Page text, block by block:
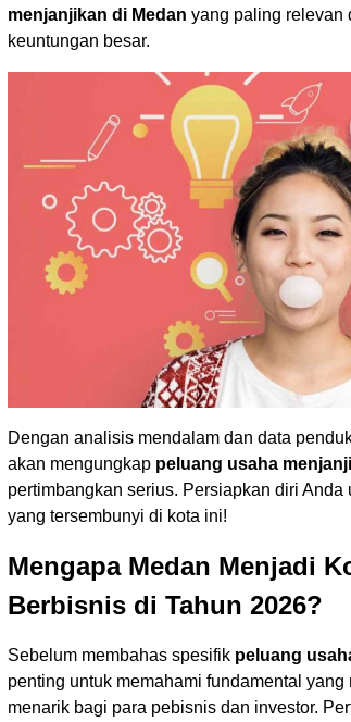
menjanjikan di Medan yang paling relevan
keuntungan besar.
Dengan analisis mendalam dan data
akan mengungkap peluang usaha
pertimbangkan serius. Persiapkan diri
yang tersembunyi di kota ini!
Mengapa Medan Menjadi
Berbisnis di Tahun 2026?
Sebelum membahas spesifik peluang
penting untuk memahami fundamental
menarik bagi para pebisnis dan investor.